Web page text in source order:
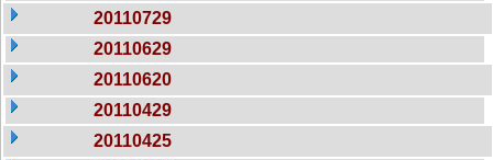
20110729
20110629
20110620
20110429
20110425